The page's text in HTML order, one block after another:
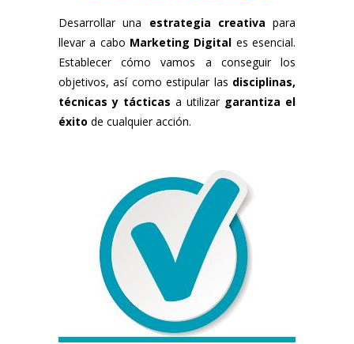
Desarrollar una estrategia creativa para
llevar a cabo Marketing Digital es esencial.
Establecer cómo vamos a conseguir los
objetivos, así como estipular las disciplinas,
técnicas y tácticas a utilizar garantiza el
éxito de cualquier acción.